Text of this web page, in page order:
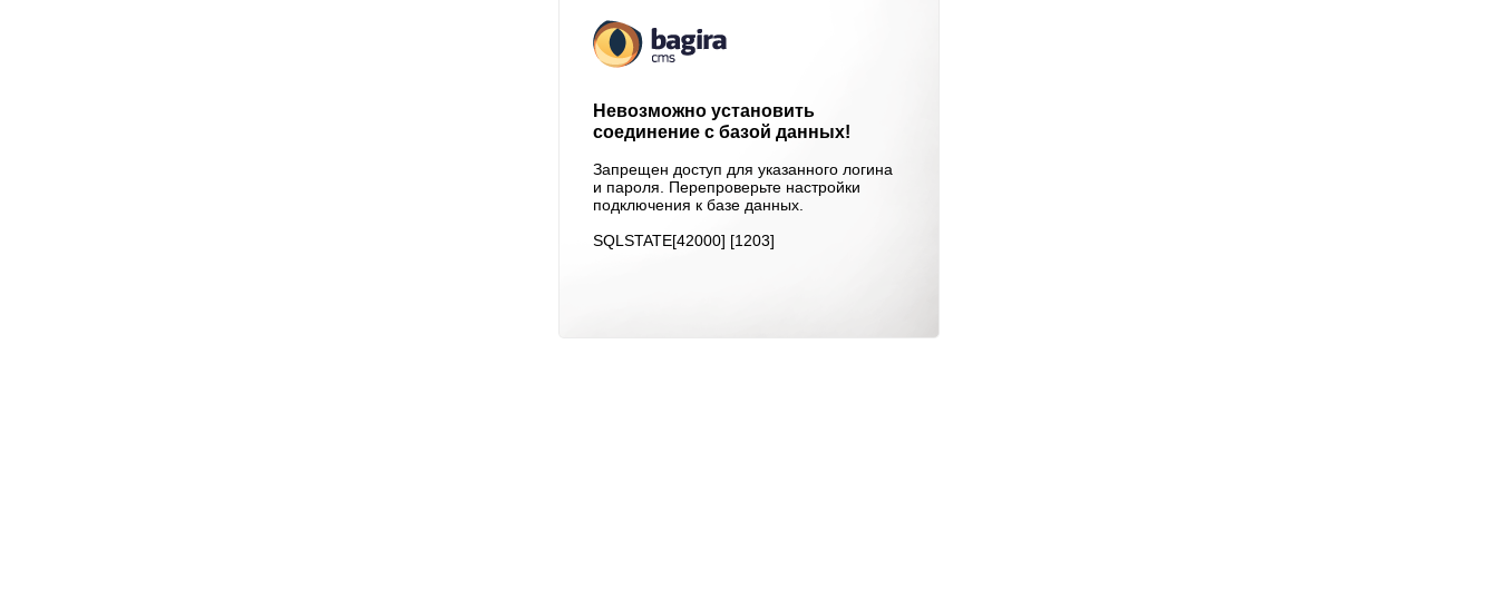
Невозможно установить
соединение с базой данных!
Запрещен доступ для указанного логина
и пароля. Перепроверьте настройки
подключения к базе данных.
SQLSTATE[42000] [1203]